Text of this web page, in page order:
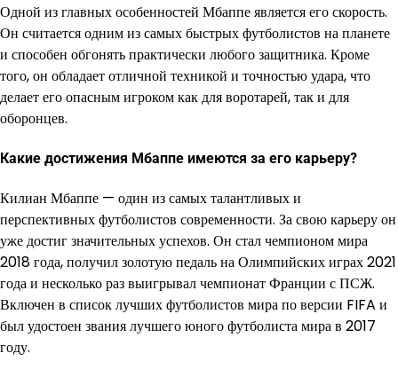
Одной из главных особенностей Мбаппе является его скорость.
Он считается одним из самых быстрых футболистов на планете
и способен обгонять практически любого защитника. Кроме
того, он обладает отличной техникой и точностью удара, что
делает его опасным игроком как для воротарей, так и для
оборонцев.
Какие достижения Мбаппе имеются за его карьеру?
Килиан Мбаппе — один из самых талантливых и
перспективных футболистов современности. За свою карьеру он
уже достиг значительных успехов. Он стал чемпионом мира
2018 года, получил золотую педаль на Олимпийских играх 2021
года и несколько раз выигрывал чемпионат Франции с ПСЖ.
Включен в список лучших футболистов мира по версии FIFA и
был удостоен звания лучшего юного футболиста мира в 2017
году.